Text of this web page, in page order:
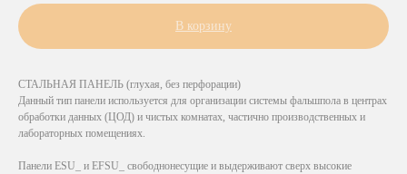
В корзину
СТАЛЬНАЯ ПАНЕЛЬ (глухая, без перфорации)
Данный тип панели используется для организации системы фальшпола в центрах
обработки данных (ЦОД) и чистых комнатах, частично производственных и
лабораторных помещениях.
Панели ESU_ и EFSU_ свободнонесущие и выдерживают сверх высокие